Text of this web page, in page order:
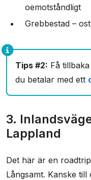
oemotståndligt
Grebbestad –
Tips #2: Få
du betalar med ett
3.
Lappland
Det här är en
Långsamt. Kanske